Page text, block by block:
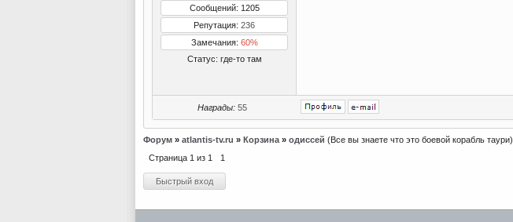
Сообщений: 1205
Репутация: 236
Замечания: 60%
Статус: где-то там
Награды: 55
Форум » atlantis-tv.ru » Корзина » одиссей (Все вы знаете что это боевой корабль таури)
Страница 1 из 1 1